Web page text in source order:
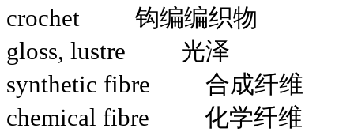
crochet 钩编编织物
gloss, lustre 光泽
synthetic fibre 合成纤维
chemical fibre 化学纤维